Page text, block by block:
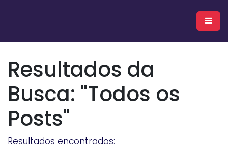
Resultados da
Busca: "Todos os
Posts"
Resultados encontrados: